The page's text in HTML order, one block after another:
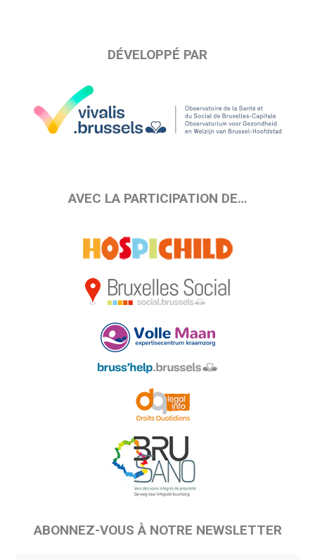
DÉVELOPPÉ PAR
AVEC LA PARTICIPATION DE…
ABONNEZ-VOUS À NOTRE NEWSLETTER